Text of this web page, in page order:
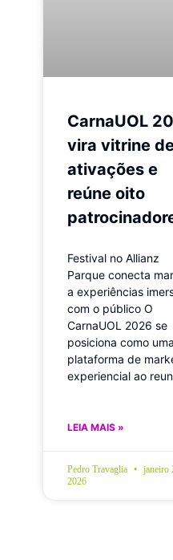
CarnaUOL
vira vitrine
ativações e
reúne oito
Festival no Allianz
Parque conecta
a experiências
com o público O
CarnaUOL 2026 se
posiciona como uma
plataforma de
experiencial ao
LEIA MAIS »
Pedro Travaglia
janeiro
2026